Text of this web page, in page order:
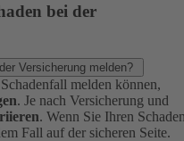
bei der
Versicherung melden?
melden können,
. Je nach Versicherung und
. Wenn Sie Ihren
Fall auf der sicheren Seite.